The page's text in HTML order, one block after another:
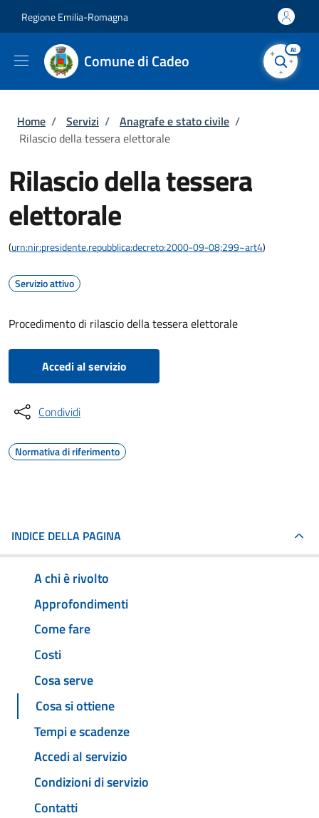
Regione Emilia-Romagna
Comune di Cadeo
AI
Briciole di pane
Home / Servizi / Anagrafe e stato civile /
Rilascio della tessera elettorale
Rilascio della tessera
elettorale
(urn:nir:presidente.repubblica:decreto:2000-09-08;299~art4)
Servizio attivo
Procedimento di rilascio della tessera elettorale
Accedi al servizio
Condividi
Normativa di riferimento
INDICE DELLA PAGINA
A chi è rivolto
Approfondimenti
Come fare
Costi
Cosa serve
Cosa si ottiene
Tempi e scadenze
Accedi al servizio
Condizioni di servizio
Contatti